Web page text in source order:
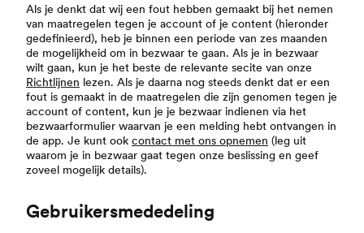
Als je denkt dat wij een fout hebben gemaakt bij het nemen
van maatregelen tegen je account of je content (hieronder
gedefinieerd), heb je binnen een periode van zes maanden
de mogelijkheid om in bezwaar te gaan. Als je in bezwaar
wilt gaan, kun je het beste de relevante secite van onze
Richtlijnen lezen. Als je daarna nog steeds denkt dat er een
fout is gemaakt in de maatregelen die zijn genomen tegen je
account of content, kun je je bezwaar indienen via het
bezwaarformulier waarvan je een melding hebt ontvangen in
de app. Je kunt ook contact met ons opnemen (leg uit
waarom je in bezwaar gaat tegen onze beslissing en geef
zoveel mogelijk details).
Gebruikersmededeling